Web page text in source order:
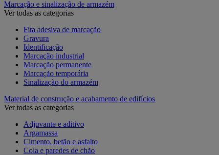
Marcação e sinalização de armazém
Ver todas as categorias
Fita adesiva de marcação
Gravura
Identificação
Marcação industrial
Marcação permanente
Marcação temporária
Sinalização do armazém
Material de construção e acabamento de edifícios
Ver todas as categorias
Adjuvante e aditivo
Argamassa
Cimento, betão e asfalto
Cola e paredes de chão